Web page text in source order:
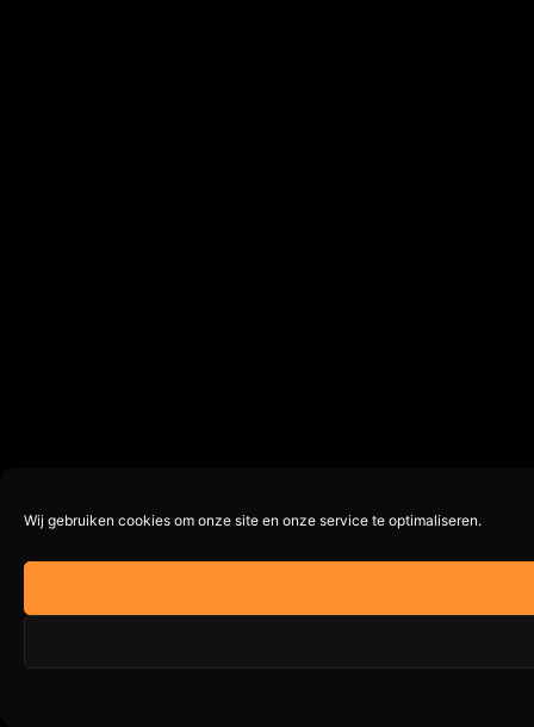
Wij gebruiken cookies om onze site en onze service te optimaliseren.